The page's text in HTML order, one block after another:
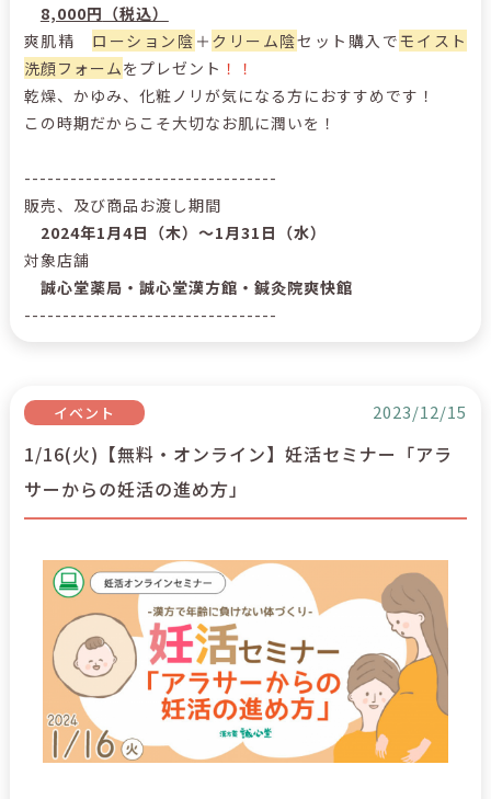
8,000円 （税込）
爽肌精 ローション陰 ＋ クリーム陰セット購入でモイスト
洗顔フォームをプレゼント ！！
乾燥、かゆみ、化粧ノリが気になる方におすすめです！
この時期だからこそ大切なお肌に潤いを！
---------------------------------
販売、及び商品お渡し期間
2024年1月4日（木）～1月31日（水）
対象店舗
誠心堂薬局・誠心堂漢方館・鍼灸院爽快館
---------------------------------
イベント 2023/12/15
1/16(火)【無料・オンライン】妊活セミナー「アラ
サーからの妊活の進め方」